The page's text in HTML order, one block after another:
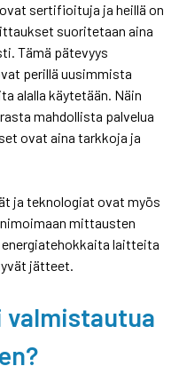
sertifioituja ja heillä on
suoritetaan aina
Tämä pätevyys
perillä uusimmista
alalla käytetään. Näin
mahdollista palvelua
ovat aina tarkkoja ja
ja teknologiat ovat myös
mittausten
laitteita
jätteet.
valmistautua